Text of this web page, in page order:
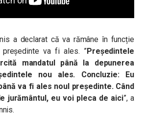
a declarat că va rămâne în funcție
președinte va fi ales. ”Președintele
mandatul până la depunerea
nou ales. Concluzie: Eu
va fi ales noul președinte. Când
jurământul, eu voi pleca de aici”, a